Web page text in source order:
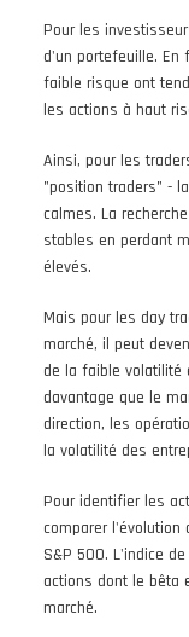
Pour les
d'un portefeuille. En
faible risque ont
les actions à haut
Ainsi, pour les
"position traders" -
calmes. La
stables en perdant
élevés.
Mais pour les day
marché, il peut
de la faible volatilité
davantage que le
direction, les
la volatilité des
Pour identifier les
comparer l'évolution
S&P 500. L'indice
actions dont le bêta
marché.